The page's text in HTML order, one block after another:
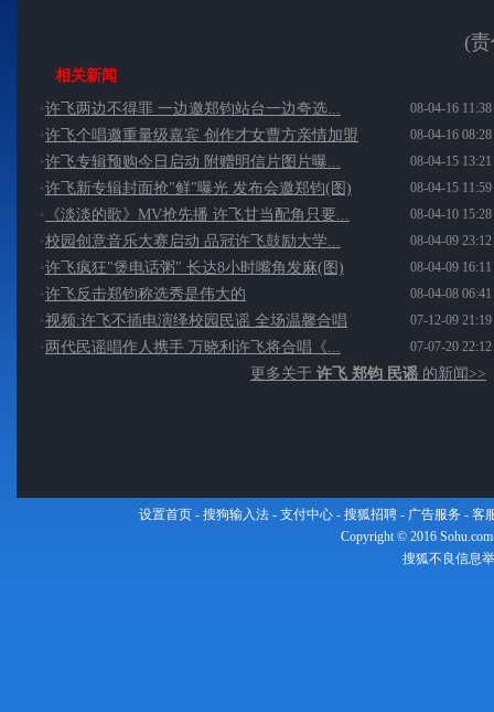
(
相关新闻
08-04-16 11:38
·许飞两边不得罪 一边邀郑钧站台一边夸选...
08-04-16 08:28
·许飞个唱邀重量级嘉宾 创作才女曹方亲情加盟
08-04-15 13:21
·许飞专辑预购今日启动 附赠明信片图片曝...
08-04-15 11:59
·许飞新专辑封面抢"鲜"曝光 发布会邀郑钧(图)
08-04-10 15:28
· 《淡淡的歌》MV抢先播 许飞甘当配角只要...
08-04-09 23:12
·校园创意音乐大赛启动 品冠许飞鼓励大学...
08-04-09 16:11
·许飞疯狂"煲电话粥" 长达8小时嘴角发麻(图)
08-04-08 06:41
·许飞反击郑钧称选秀是伟大的
07-12-09 21:19
·视频:许飞不插电演绎校园民谣 全场温馨合唱
07-07-20 22:12
·两代民谣唱作人携手 万晓利许飞将合唱《...
更多关于 许飞 郑钧 民谣 的新闻>>
设置首页- 搜狗输入法- 支付中心- 搜狐招聘- 广告服务 - 客
Copyright© 2016
搜狐不良信息